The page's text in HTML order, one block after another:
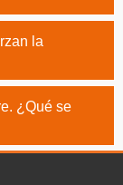
la
¿Qué se